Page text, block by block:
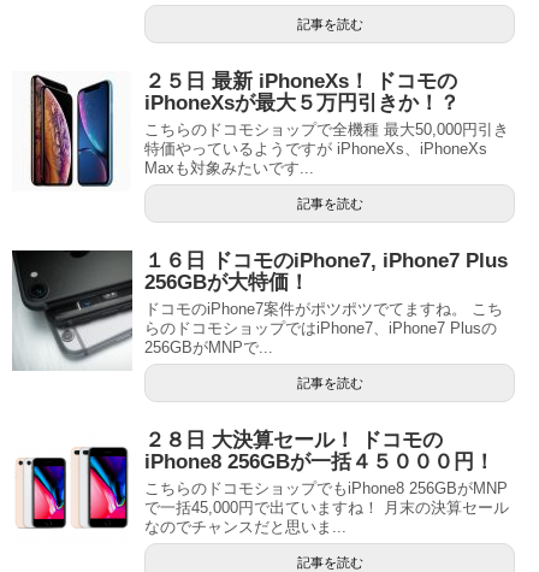
記事を読む
２５日 最新 iPhoneXs！ ドコモの
iPhoneXsが最大５万円引きか！？
こちらのドコモショップで全機種 最大50,000円引き
特価やっているようですが iPhoneXs、iPhoneXs
Maxも対象みたいです...
記事を読む
１６日 ドコモのiPhone7, iPhone7 Plus
256GBが大特価！
ドコモのiPhone7案件がポツポツでてますね。 こち
らのドコモショップではiPhone7、iPhone7 Plusの
256GBがMNPで...
記事を読む
２８日 大決算セール！ ドコモの
iPhone8 256GBが一括４５０００円！
こちらのドコモショップでもiPhone8 256GBがMNP
で一括45,000円で出ていますね！ 月末の決算セール
なのでチャンスだと思いま...
記事を読む